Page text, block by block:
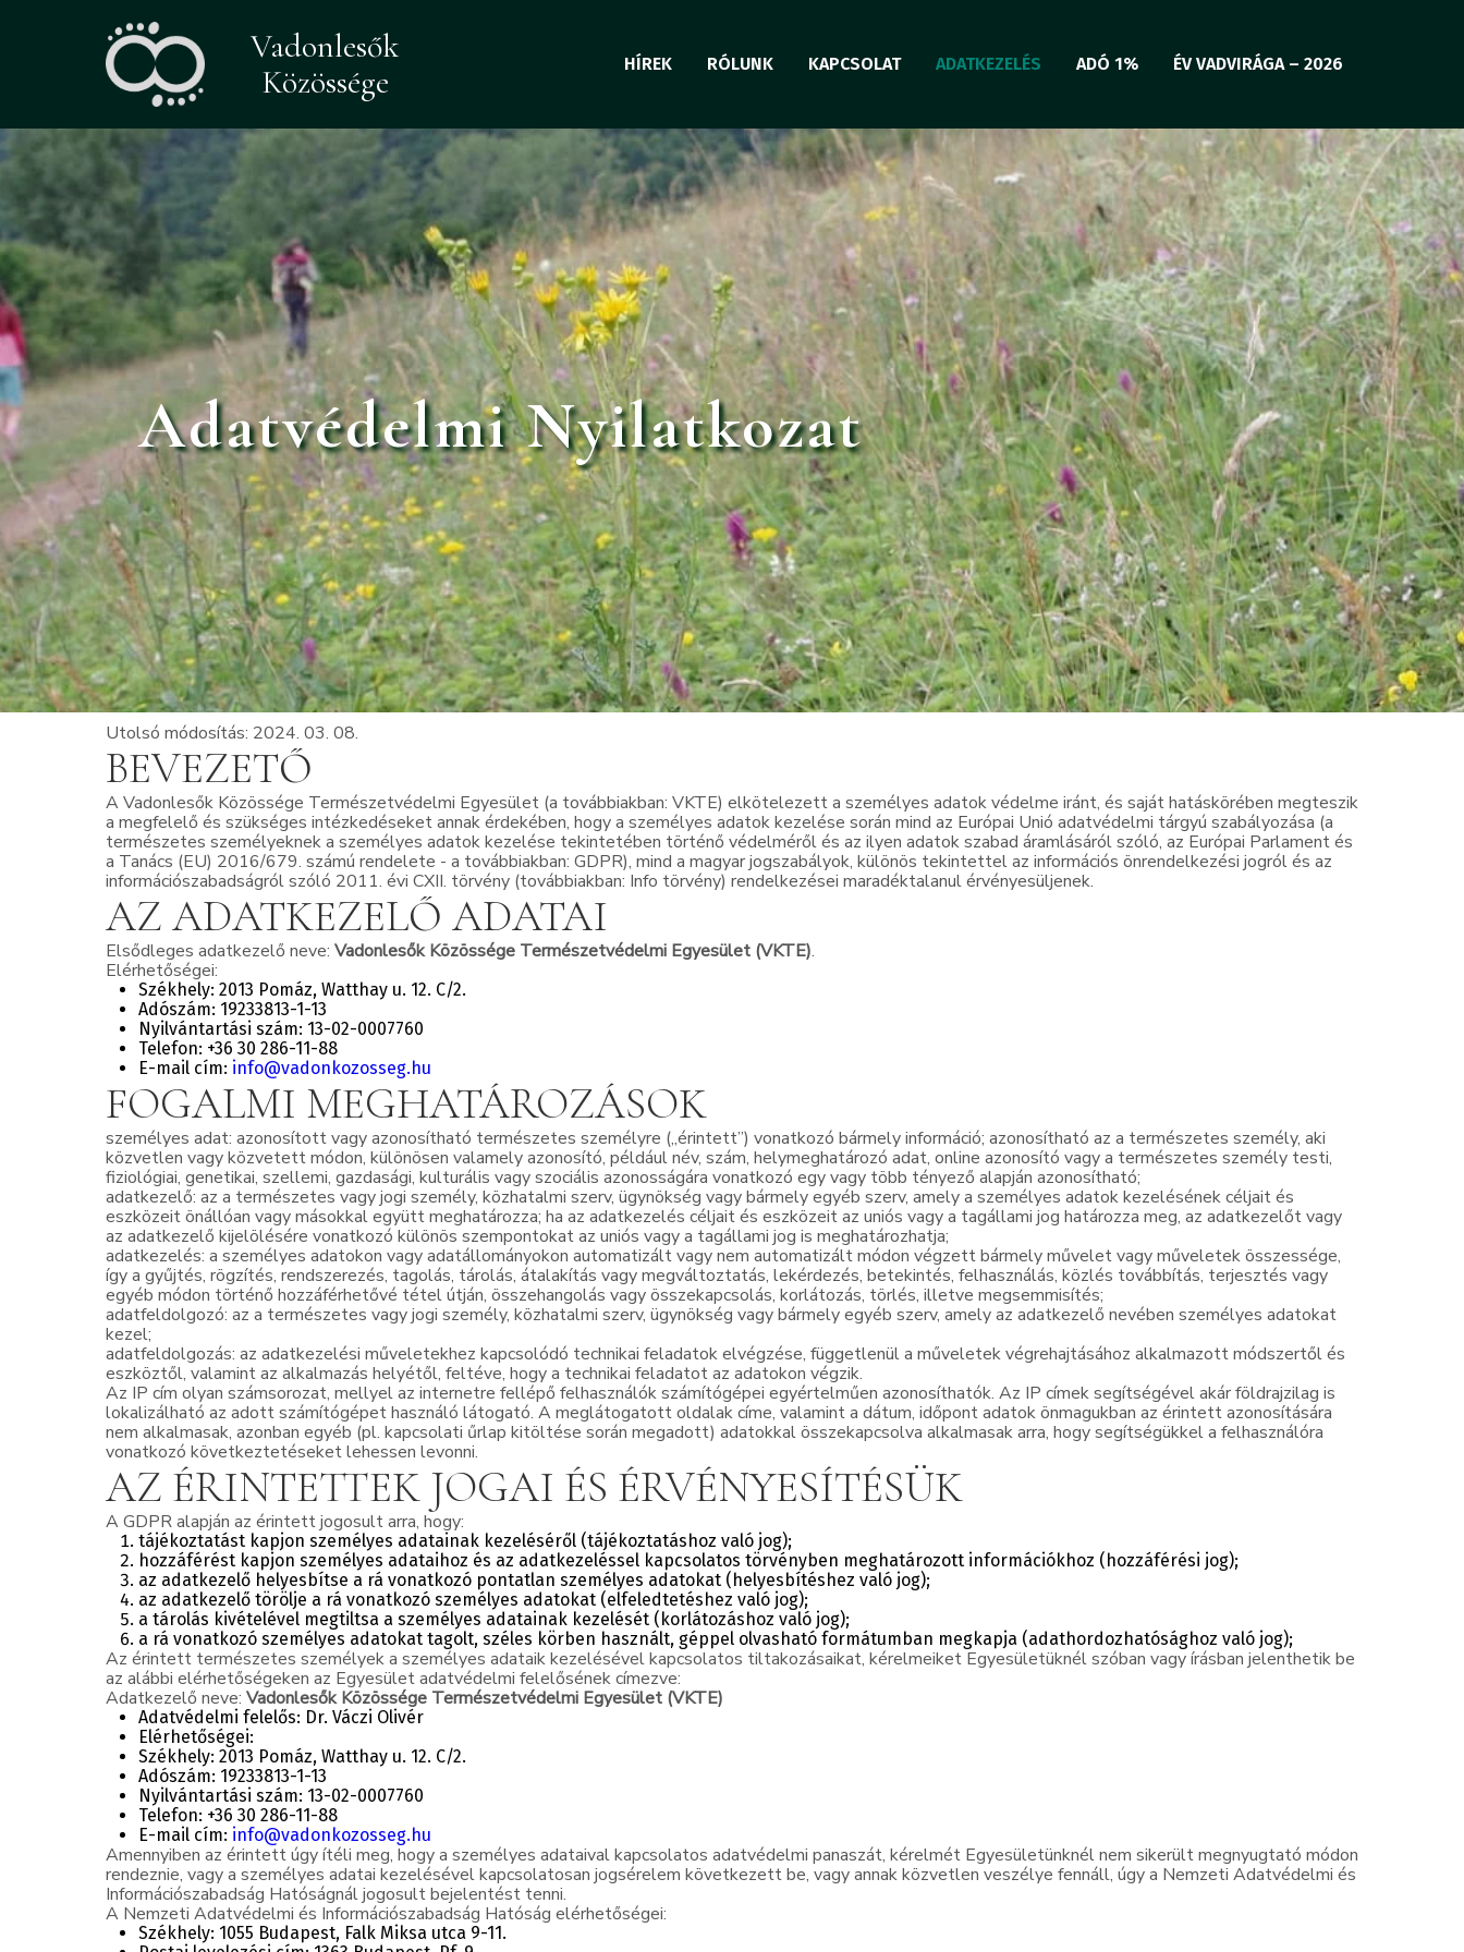
Vadonlesők
Közössége
HÍREK RÓLUNK KAPCSOLAT ADATKEZELÉS ADÓ 1% ÉV VADVIRÁGA – 2026
Adatvédelmi Nyilatkozat
Utolsó módosítás: 2024. 03. 08.
BEVEZETŐ
A Vadonlesők Közössége Természetvédelmi Egyesület (a továbbiakban: VKTE) elkötelezett a személyes adatok védelme iránt, és saját hatáskörében megteszik
a megfelelő és szükséges intézkedéseket annak érdekében, hogy a személyes adatok kezelése során mind az Európai Unió adatvédelmi tárgyú szabályozása (a
természetes személyeknek a személyes adatok kezelése tekintetében történő védelméről és az ilyen adatok szabad áramlásáról szóló, az Európai Parlament és
a Tanács (EU) 2016/679. számú rendelete - a továbbiakban: GDPR), mind a magyar jogszabályok, különös tekintettel az információs önrendelkezési jogról és az
információszabadságról szóló 2011. évi CXII. törvény (továbbiakban: Info törvény) rendelkezései maradéktalanul érvényesüljenek.
AZ ADATKEZELŐ ADATAI
Elsődleges adatkezelő neve: Vadonlesők Közössége Természetvédelmi Egyesület (VKTE).
Elérhetőségei:
Székhely: 2013 Pomáz, Watthay u. 12. C/2.
Adószám: 19233813-1-13
Nyilvántartási szám: 13-02-0007760
Telefon: +36 30 286-11-88
E-mail cím: info@vadonkozosseg.hu
FOGALMI MEGHATÁROZÁSOK
személyes adat: azonosított vagy azonosítható természetes személyre („érintett”) vonatkozó bármely információ; azonosítható az a természetes személy, aki
közvetlen vagy közvetett módon, különösen valamely azonosító, például név, szám, helymeghatározó adat, online azonosító vagy a természetes személy testi,
fiziológiai, genetikai, szellemi, gazdasági, kulturális vagy szociális azonosságára vonatkozó egy vagy több tényező alapján azonosítható;
adatkezelő: az a természetes vagy jogi személy, közhatalmi szerv, ügynökség vagy bármely egyéb szerv, amely a személyes adatok kezelésének céljait és
eszközeit önállóan vagy másokkal együtt meghatározza; ha az adatkezelés céljait és eszközeit az uniós vagy a tagállami jog határozza meg, az adatkezelőt vagy
az adatkezelő kijelölésére vonatkozó különös szempontokat az uniós vagy a tagállami jog is meghatározhatja;
adatkezelés: a személyes adatokon vagy adatállományokon automatizált vagy nem automatizált módon végzett bármely művelet vagy műveletek összessége,
így a gyűjtés, rögzítés, rendszerezés, tagolás, tárolás, átalakítás vagy megváltoztatás, lekérdezés, betekintés, felhasználás, közlés továbbítás, terjesztés vagy
egyéb módon történő hozzáférhetővé tétel útján, összehangolás vagy összekapcsolás, korlátozás, törlés, illetve megsemmisítés;
adatfeldolgozó: az a természetes vagy jogi személy, közhatalmi szerv, ügynökség vagy bármely egyéb szerv, amely az adatkezelő nevében személyes adatokat
kezel;
adatfeldolgozás: az adatkezelési műveletekhez kapcsolódó technikai feladatok elvégzése, függetlenül a műveletek végrehajtásához alkalmazott módszertől és
eszköztől, valamint az alkalmazás helyétől, feltéve, hogy a technikai feladatot az adatokon végzik.
Az IP cím olyan számsorozat, mellyel az internetre fellépő felhasználók számítógépei egyértelműen azonosíthatók. Az IP címek segítségével akár földrajzilag is
lokalizálható az adott számítógépet használó látogató. A meglátogatott oldalak címe, valamint a dátum, időpont adatok önmagukban az érintett azonosítására
nem alkalmasak, azonban egyéb (pl. kapcsolati űrlap kitöltése során megadott) adatokkal összekapcsolva alkalmasak arra, hogy segítségükkel a felhasználóra
vonatkozó következtetéseket lehessen levonni.
AZ ÉRINTETTEK JOGAI ÉS ÉRVÉNYESÍTÉSÜK
A GDPR alapján az érintett jogosult arra, hogy:
tájékoztatást kapjon személyes adatainak kezeléséről (tájékoztatáshoz való jog);
hozzáférést kapjon személyes adataihoz és az adatkezeléssel kapcsolatos törvényben meghatározott információkhoz (hozzáférési jog);
az adatkezelő helyesbítse a rá vonatkozó pontatlan személyes adatokat (helyesbítéshez való jog);
az adatkezelő törölje a rá vonatkozó személyes adatokat (elfeledtetéshez való jog);
a tárolás kivételével megtiltsa a személyes adatainak kezelését (korlátozáshoz való jog);
a rá vonatkozó személyes adatokat tagolt, széles körben használt, géppel olvasható formátumban megkapja (adathordozhatósághoz való jog);
Az érintett természetes személyek a személyes adataik kezelésével kapcsolatos tiltakozásaikat, kérelmeiket Egyesületüknél szóban vagy írásban jelenthetik be
az alábbi elérhetőségeken az Egyesület adatvédelmi felelősének címezve:
Adatkezelő neve: Vadonlesők Közössége Természetvédelmi Egyesület (VKTE)
Adatvédelmi felelős: Dr. Váczi Olivér
Elérhetőségei:
Székhely: 2013 Pomáz, Watthay u. 12. C/2.
Adószám: 19233813-1-13
Nyilvántartási szám: 13-02-0007760
Telefon: +36 30 286-11-88
E-mail cím: info@vadonkozosseg.hu
Amennyiben az érintett úgy ítéli meg, hogy a személyes adataival kapcsolatos adatvédelmi panaszát, kérelmét Egyesületünknél nem sikerült megnyugtató módon
rendeznie, vagy a személyes adatai kezelésével kapcsolatosan jogsérelem következett be, vagy annak közvetlen veszélye fennáll, úgy a Nemzeti Adatvédelmi és
Információszabadság Hatóságnál jogosult bejelentést tenni.
A Nemzeti Adatvédelmi és Információszabadság Hatóság elérhetőségei:
Székhely: 1055 Budapest, Falk Miksa utca 9-11.